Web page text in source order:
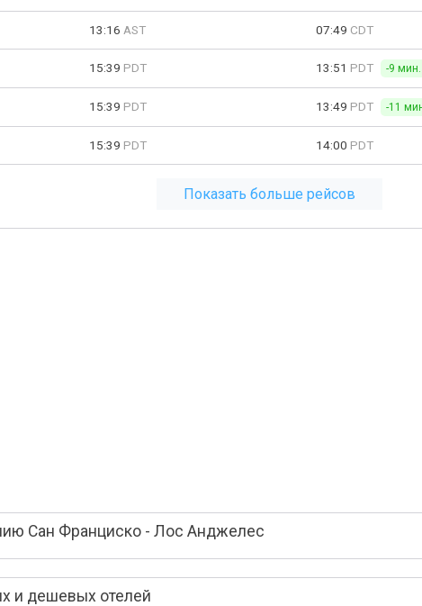
13:16 AST 07:49 CDT
15:39 PDT 13:51 PDT -9 мин.
15:39 PDT 13:49 PDT -11
15:39 PDT 14:00 PDT
Показать больше рейсов
Сан Франциско - Лос Анджелес
и дешевых отелей